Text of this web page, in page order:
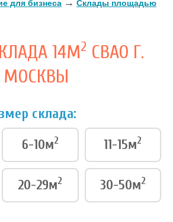
для бизнеса → Склады площадью
14М2 СВАО Г.
МОСКВЫ
склада:
6-10м2 11-15м2
20-29м2 30-50м2